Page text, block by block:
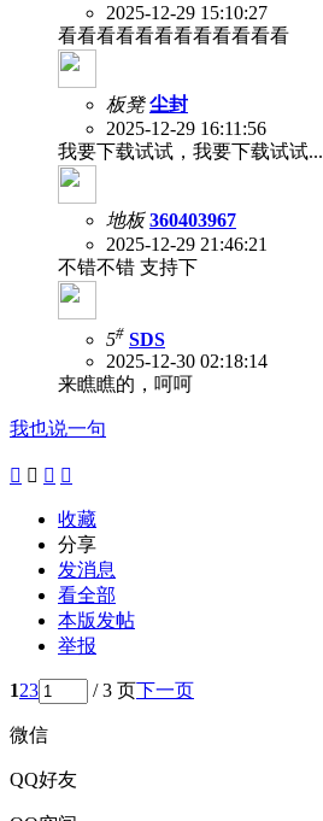
2025-12-29 15:10:27
看看看看看看看看看看看看
板凳 尘封
2025-12-29 16:11:56
我要下载试试，我要下载试试...
地板 360403967
2025-12-29 21:46:21
不错不错 支持下
5# SDS
2025-12-30 02:18:14
来瞧瞧的，呵呵
我也说一句
   
收藏
分享
发消息
看全部
本版发帖
举报
123 / 3 页下一页
微信
QQ好友